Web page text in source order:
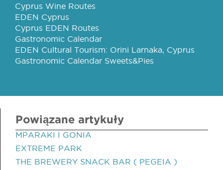
Cyprus Wine Routes
EDEN Cyprus
Cyprus EDEN Routes
Gastronomic Calendar
EDEN Cultural Tourism: Orini Larnaka, Cyprus
Gastronomic Calendar Sweets&Pies
Powiązane artykuły
MPARAKI I GONIA
EXTREME PARK
THE BREWERY SNACK BAR ( PEGEIA )